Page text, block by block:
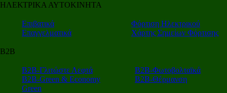
ΗΛΕΚΤΡΙΚΑ ΑΥΤΟΚΙΝΗΤΑ
Επιβατικά
Επαγγελματικά
Φόρτιση Ηλεκτρικού
Χάρτης Σημείων Φόρτισης
Β2Β
Β2Β-Γλιτώστε Λεφτά
Β2Β-Green & Economy
Green
Β2Β-Φωτοβολταϊκά
Β2Β-Θέρμανση